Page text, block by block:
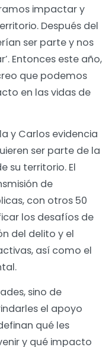
impactar y
Después del
ser parte y nos
Entonces este año,
que podemos
en las vidas de
y Carlos evidencia
ser parte de la
su territorio. El
de
con otros 50
los desafíos de
del delito y el
así como el
sino de
el apoyo
qué les
y qué impacto